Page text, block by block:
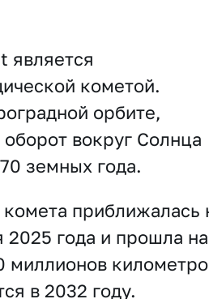
является
кометой.
орбите,
вокруг Солнца
земных года.
приближалась
2025 года и прошла на
миллионов
в 2032 году.